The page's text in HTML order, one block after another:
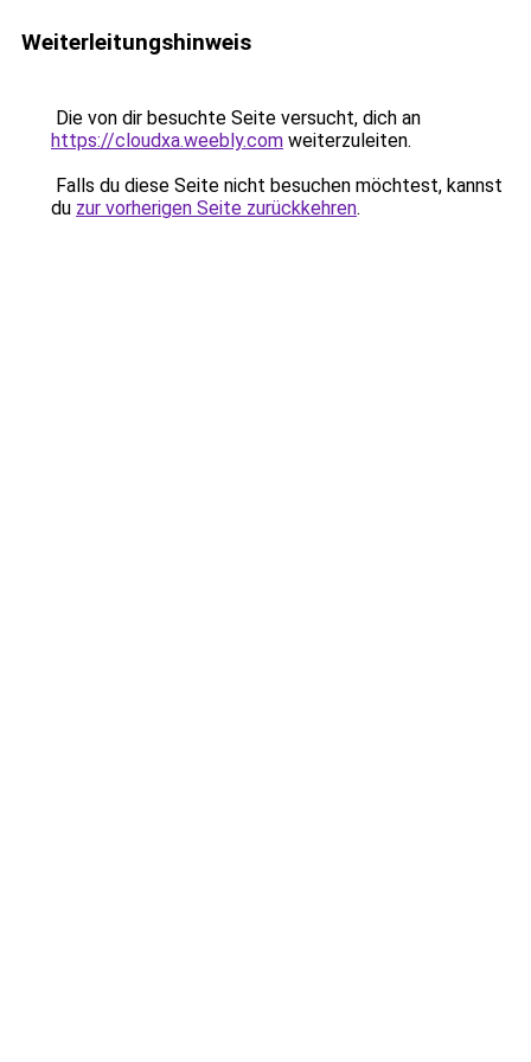
Weiterleitungshinweis
Die von dir besuchte Seite versucht, dich an
https://cloudxa.weebly.com weiterzuleiten.
Falls du diese Seite nicht besuchen möchtest, kannst
du zur vorherigen Seite zurückkehren.